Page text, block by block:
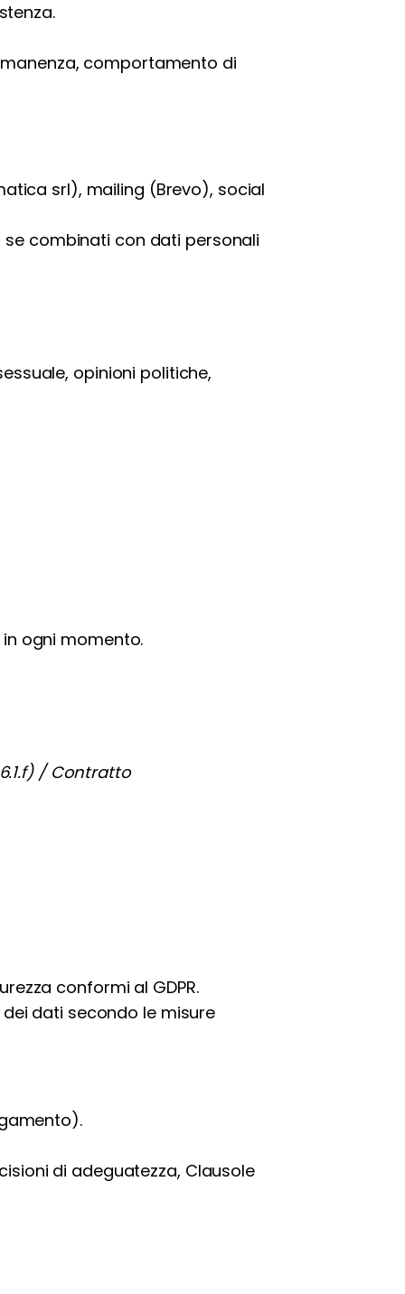
comportamento di
srl), mailing (Brevo), social
combinati con dati personali
opinioni politiche,
ogni momento.
/ Contratto
conformi al GDPR.
dati secondo le misure
di adeguatezza, Clausole